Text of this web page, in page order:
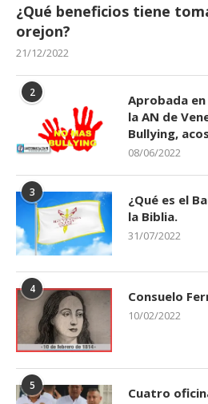
¿Qué beneficios tiene
orejon?
21/12/2022
2
Aprobada
la AN de
Bullying,
08/06/2022
3
¿Qué es el
la Biblia.
31/07/2022
4 Consuelo
10/02/2022
5
Cuatro